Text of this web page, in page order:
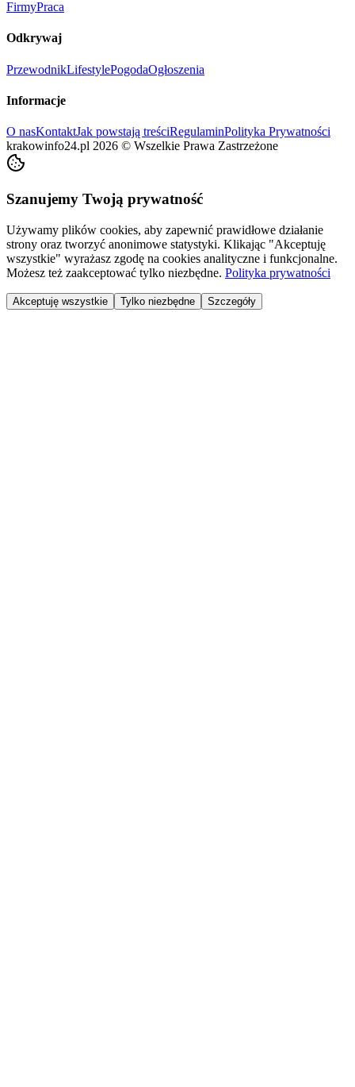
FirmyPraca
Odkrywaj
PrzewodnikLifestylePogodaOgłoszenia
Informacje
O nasKontaktJak powstają treściRegulaminPolityka Prywatności
krakowinfo24.pl 2026 © Wszelkie Prawa Zastrzeżone
Szanujemy Twoją prywatność
Używamy plików cookies, aby zapewnić prawidłowe działanie
strony oraz tworzyć anonimowe statystyki. Klikając "Akceptuję
wszystkie" wyrażasz zgodę na cookies analityczne i funkcjonalne.
Możesz też zaakceptować tylko niezbędne. Polityka prywatności
Akceptuję wszystkie Tylko niezbędne Szczegóły